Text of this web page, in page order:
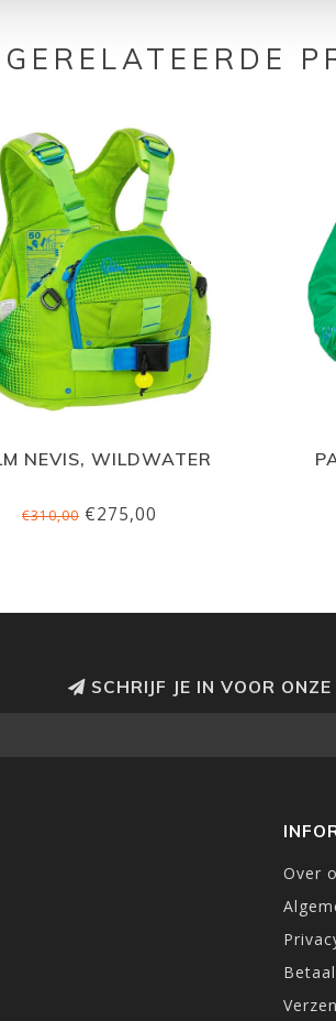
GERELATEERDE
NEVIS, WILDWATER
€310,00€275,00
SCHRIJF JE IN VOOR
Over